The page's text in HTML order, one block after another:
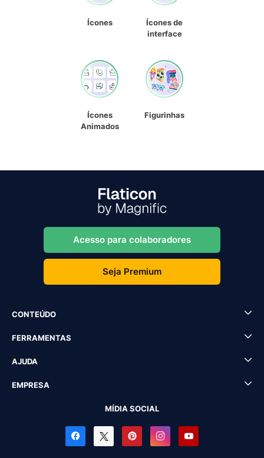
Ícones
Ícones de
interface
Ícones
Animados
Figurinhas
Acesso para colaboradores
Seja Premium
CONTEÚDO
FERRAMENTAS
AJUDA
EMPRESA
MÍDIA SOCIAL